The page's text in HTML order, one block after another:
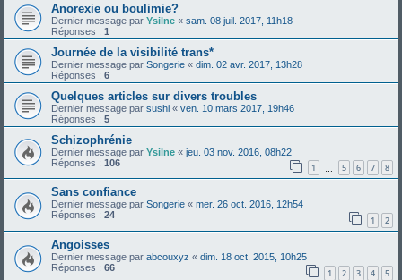
Anorexie ou boulimie?
Dernier message par Ysilne « sam. 08 juil. 2017, 11h18
Réponses : 1
Journée de la visibilité trans*
Dernier message par Songerie « dim. 02 avr. 2017, 13h28
Réponses : 6
Quelques articles sur divers troubles
Dernier message par sushi « ven. 10 mars 2017, 19h46
Réponses : 5
Schizophrénie
Dernier message par Ysilne « jeu. 03 nov. 2016, 08h22
Réponses : 106 1 5 6 7 8
Sans confiance
Dernier message par Songerie « mer. 26 oct. 2016, 12h54
Réponses : 24 1 2
Angoisses
Dernier message par abcouxyz « dim. 18 oct. 2015, 10h25
Réponses : 66 1 2 3 4 5